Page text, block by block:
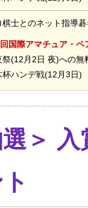
士とのネット指導
国際アマチュア・
(12月2日 夜)への無
ハンデ戦(12月3日)
＞